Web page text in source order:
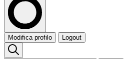
Modifica profilo Logout